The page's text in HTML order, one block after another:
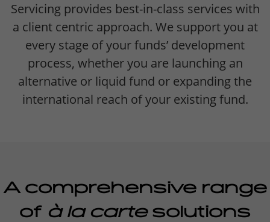
Servicing provides best-in-class services with
a client centric approach. We support you at
every stage of your funds’ development
process, whether you are launching an
alternative or liquid fund or expanding the
international reach of your existing fund.
A comprehensive range
of à la cartesolutions